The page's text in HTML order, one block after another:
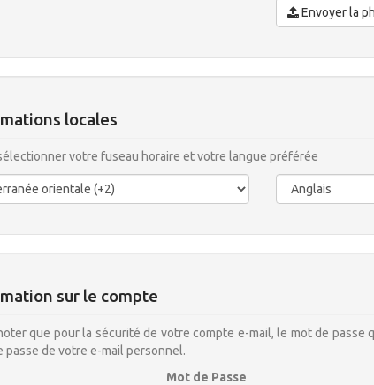
Envoyer la
locales
votre fuseau horaire et votre langue préférée
sur le compte
que pour la sécurité de votre compte e-mail, le mot de
passe de votre e-mail personnel.
Mot de Passe